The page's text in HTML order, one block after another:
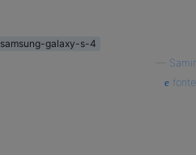
samsung-galaxy-s-4
Samir
fonte